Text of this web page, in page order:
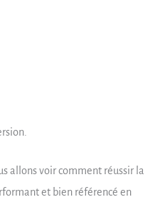
allons voir comment réussir la
et bien référencé en